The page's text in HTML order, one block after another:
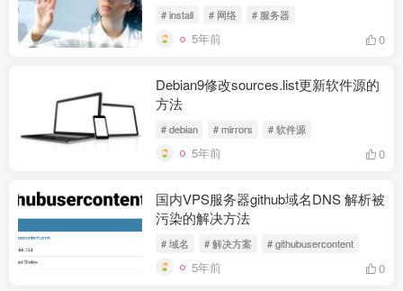
# install # 网络 # 服务器
5年前 0
Debian9修改sources.list更新软件源的
方法
# debian # mirrors # 软件源
5年前 0
国内VPS服务器github域名DNS 解析被
污染的解决方法
# 域名 # 解决方案 # githubusercontent
5年前 0